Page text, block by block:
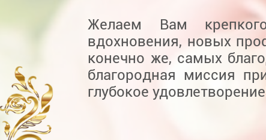
Желаем Вам
вдохновения, новых
конечно же, самых
благородная миссия
глубокое